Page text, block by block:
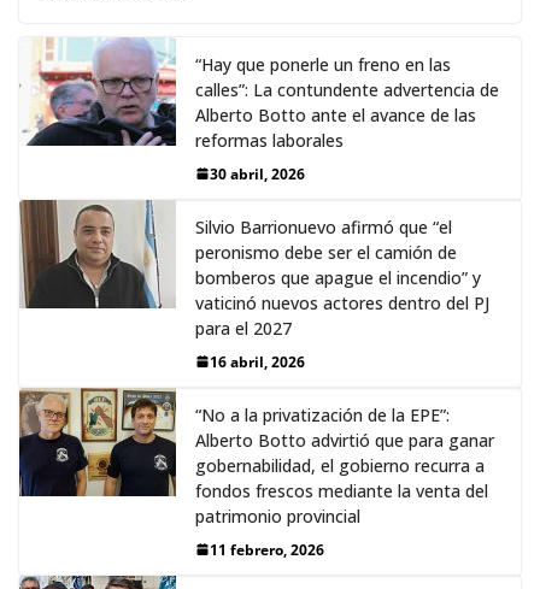
“Hay que ponerle un freno en las
calles”: La contundente advertencia de
Alberto Botto ante el avance de las
reformas laborales
30 abril, 2026
Silvio Barrionuevo afirmó que “el
peronismo debe ser el camión de
bomberos que apague el incendio” y
vaticinó nuevos actores dentro del PJ
para el 2027
16 abril, 2026
“No a la privatización de la EPE”:
Alberto Botto advirtió que para ganar
gobernabilidad, el gobierno recurra a
fondos frescos mediante la venta del
patrimonio provincial
11 febrero, 2026